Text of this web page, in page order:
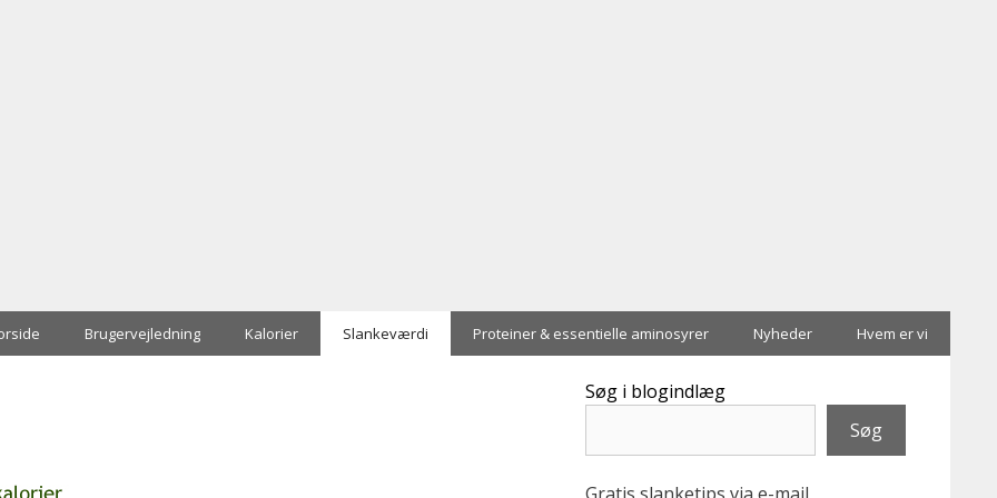
Brugervejledning Kalorier Slankeværdi Proteiner & essentielle aminosyrer Nyheder Hvem er vi
Søg i blogindlæg
Søg